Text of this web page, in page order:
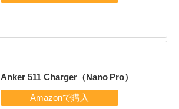
Anker 511 Charger（Nano Pro）